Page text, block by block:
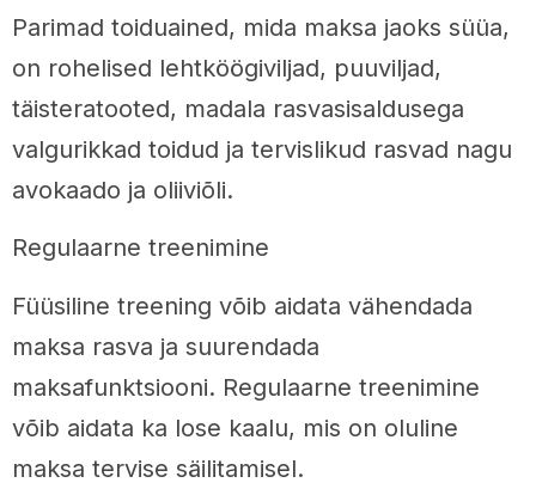
Parimad toiduained, mida maksa jaoks süüa,
on rohelised lehtköögiviljad, puuviljad,
täisteratooted, madala rasvasisaldusega
valgurikkad toidud ja tervislikud rasvad nagu
avokaado ja oliiviõli.
Regulaarne treenimine
Füüsiline treening võib aidata vähendada
maksa rasva ja suurendada
maksafunktsiooni. Regulaarne treenimine
võib aidata ka lose kaalu, mis on oluline
maksa tervise säilitamisel.